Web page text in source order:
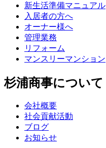
新生活準備マニュアル
入居者の方へ
オーナー様へ
管理業務
リフォーム
マンスリーマンション
杉浦商事について
会社概要
社会貢献活動
ブログ
お知らせ